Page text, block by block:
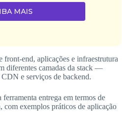
MAIS
front-end, aplicações e infraestrutura
diferentes camadas da stack —
e serviços de backend.
entrega em termos de
com exemplos práticos de aplicação